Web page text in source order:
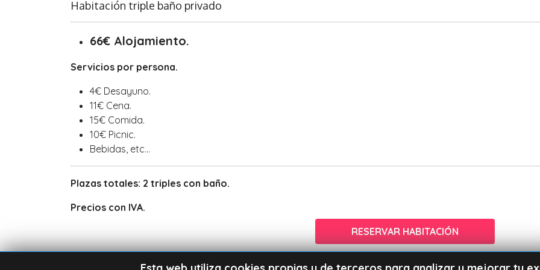
Habitación triple baño privado
66€ Alojamiento.
Servicios por persona.
4€ Desayuno.
11€ Cena.
15€ Comida.
10€ Picnic.
Bebidas, etc...
Plazas totales: 2 triples con baño.
Precios con IVA.
RESERVAR HABITACIÓN